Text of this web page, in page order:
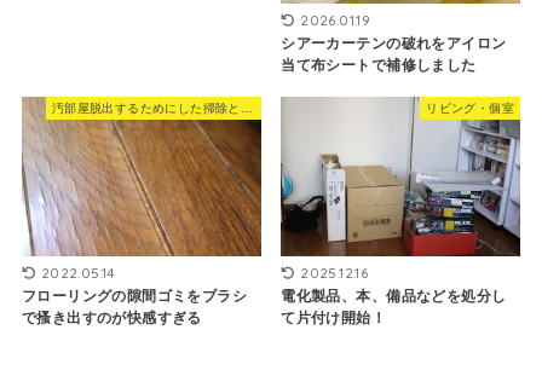
2026.01.19
シアーカーテンの破れをアイロン
当て布シートで補修しました
2022.05.14
フローリングの隙間ゴミをブラシ
で搔き出すのが快感すぎる
リビング・個室
2025.12.16
電化製品、本、備品などを処分し
て片付け開始！